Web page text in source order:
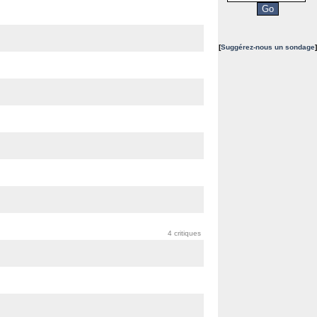
4 critiques
[Suggérez-nous un sondage]